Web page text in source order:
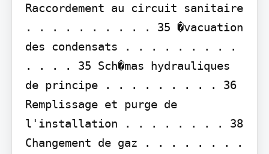
Raccordement au circuit sanitaire
. . . . . . . . . . 35 �vacuation
des condensats . . . . . . . . .
. . . . 35 Sch�mas hydrauliques
de principe . . . . . . . . . 36
Remplissage et purge de
l'installation . . . . . . . . 38
Changement de gaz . . . . . . . .